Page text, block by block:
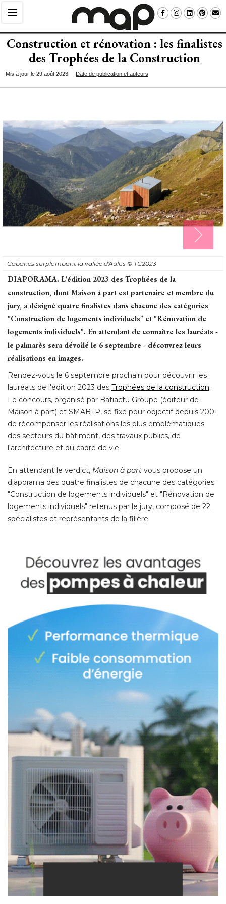
Construction et rénovation : les finalistes
des Trophées de la Construction
Mis à jour le 29 août 2023 Date de publication et auteurs
Cabanes surplombant la vallée d'Aulus © TC2023
DIAPORAMA. L'édition 2023 des Trophées de la
construction, dont Maison à part est partenaire et membre du
jury, a désigné quatre finalistes dans chacune des catégories
"Construction de logements individuels" et "Rénovation de
logements individuels". En attendant de connaître les lauréats -
le palmarès sera dévoilé le 6 septembre - découvrez leurs
réalisations en images.
Rendez-vous le 6 septembre prochain pour découvrir les
lauréats de l'édition 2023 des Trophées de la construction.
Le concours, organisé par Batiactu Groupe (éditeur de
Maison à part) et SMABTP, se fixe pour objectif depuis 2001
de récompenser les réalisations les plus emblématiques
des secteurs du bâtiment, des travaux publics, de
l'architecture et du cadre de vie.
En attendant le verdict, Maison à part vous propose un
diaporama des quatre finalistes de chacune des catégories
"Construction de logements individuels" et "Rénovation de
logements individuels" retenus par le jury, composé de 22
spécialistes et représentants de la filière.